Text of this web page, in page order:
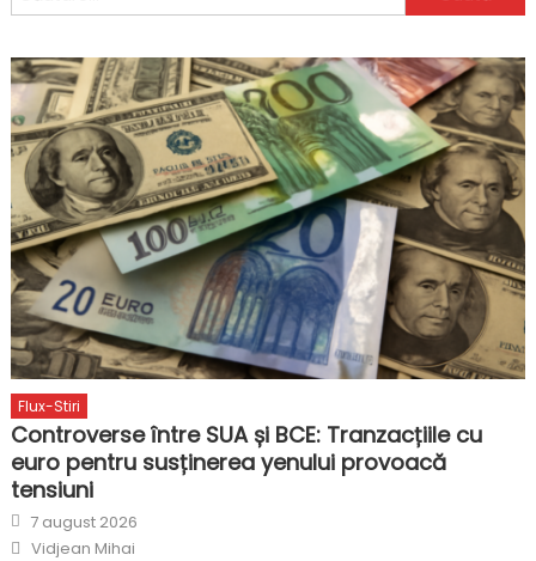
după:
Flux-Stiri
Controverse între SUA și BCE: Tranzacțiile cu
euro pentru susținerea yenului provoacă
tensiuni
Posted
on
7 august 2026
Author
Vidjean Mihai